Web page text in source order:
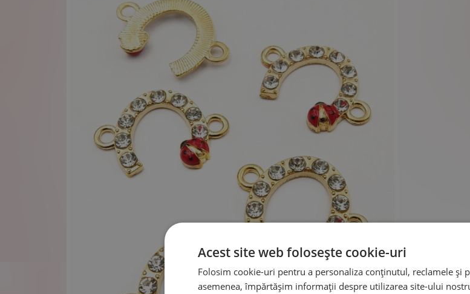
Acest site web folosește cookie-uri
Folosim cookie-uri pentru a personaliza conținutul, reclamele și
asemenea, împărtășim informații despre utilizarea site-ului